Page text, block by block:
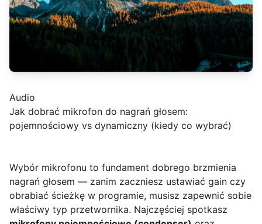
Audio
Jak dobrać mikrofon do nagrań głosem:
pojemnościowy vs dynamiczny (kiedy co wybrać)
Wybór mikrofonu to fundament dobrego brzmienia
nagrań głosem — zanim zaczniesz ustawiać gain czy
obrabiać ścieżkę w programie, musisz zapewnić sobie
właściwy typ przetwornika. Najczęściej spotkasz